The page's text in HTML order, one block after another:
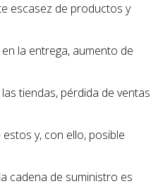
escasez de productos y
la entrega, aumento de
tiendas, pérdida de ventas
y, con ello, posible
cadena de suministro es